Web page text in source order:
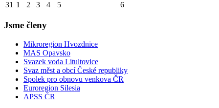
31 1 2 3 4 5 6
Jsme členy
Mikroregion Hvozdnice
MAS Opavsko
Svazek voda Litultovice
Svaz měst a obcí České republiky
Spolek pro obnovu venkova ČR
Euroregion Silesia
APSS ČR